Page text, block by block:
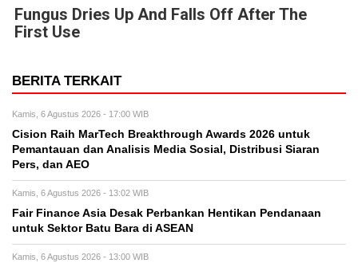
Fungus Dries Up And Falls Off After The
First Use
BERITA TERKAIT
Kamis, 6 Agustus 2026 - 17:00 WIB
Cision Raih MarTech Breakthrough Awards 2026 untuk
Pemantauan dan Analisis Media Sosial, Distribusi Siaran
Pers, dan AEO
Kamis, 6 Agustus 2026 - 13:02 WIB
Fair Finance Asia Desak Perbankan Hentikan Pendanaan
untuk Sektor Batu Bara di ASEAN
Kamis, 6 Agustus 2026 - 13:00 WIB